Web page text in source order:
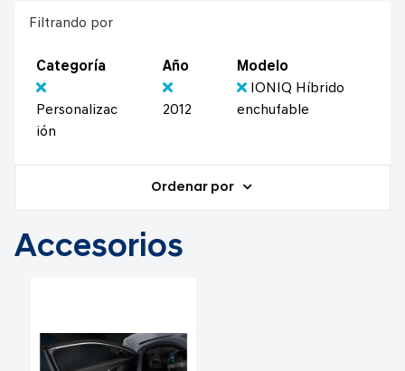
Filtrando por
Categoría
Personalizac
ión
Año
2012
Modelo
IONIQ Híbrido
enchufable
Ordenar por
Accesorios